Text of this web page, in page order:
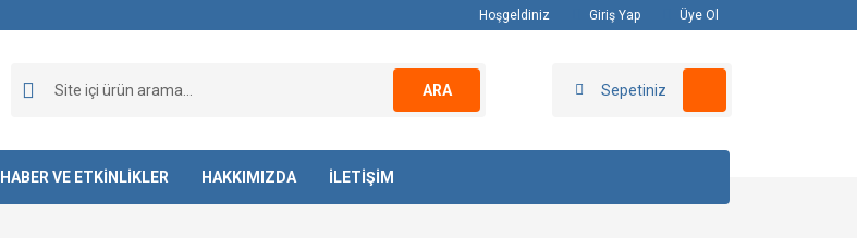
Hoşgeldiniz Giriş Yap Üye Ol
ARA Sepetiniz
HABER VE ETKİNLİKLER HAKKIMIZDA İLETİŞİM